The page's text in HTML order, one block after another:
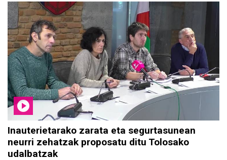
Inauterietarako zarata eta segurtasunean
neurri zehatzak proposatu ditu Tolosako
udalbatzak